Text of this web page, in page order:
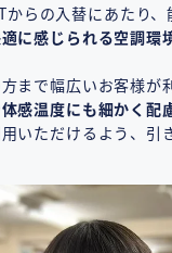
からの入替にあたり
に感じられる空調環
まで幅広いお客様が
感温度にも細かく配
いただけるよう、引